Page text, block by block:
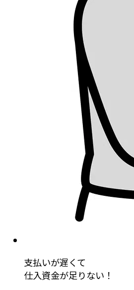
支払いが遅くて
仕入資金が足りない！